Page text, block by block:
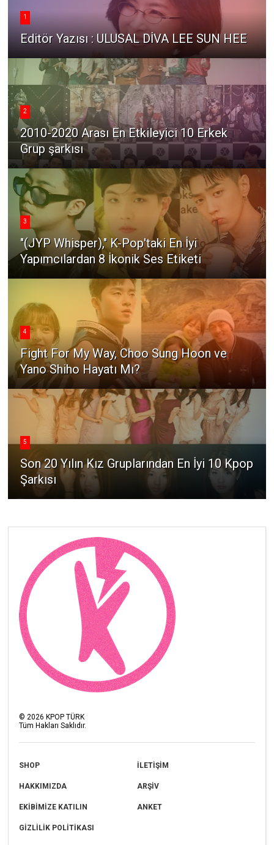
1
Editör Yazısı : ULUSAL DİVA LEE SUN HEE
2
2010-2020 Arası En Etkileyici 10 Erkek
Grup şarkısı
3
"(JYP Whisper)," K-Pop'taki En İyi
Yapımcılardan 8 İkonik Ses Etiketi
4
Fight For My Way, Choo Sung Hoon ve
Yano Shiho Hayatı Mı?
5
Son 20 Yılın Kız Gruplarından En İyi 10 Kpop
Şarkısı
©2026 KPOP TÜRK
Tüm Hakları Saklıdır.
SHOP İLETİŞİM
HAKKIMIZDA ARŞİV
EKİBİMİZE KATILIN ANKET
GİZLİLİK POLİTİKASI